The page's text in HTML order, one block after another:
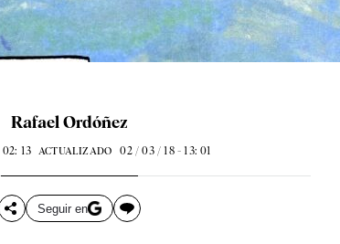
Rafael Ordóñez
13 ACTUALIZADO 02 / 03 / 18 - 13: 01
Seguir en